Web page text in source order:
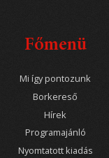
Főmenü
Mi így pontozunk
Borkereső
Hírek
Programajánló
Nyomtatott kiadás